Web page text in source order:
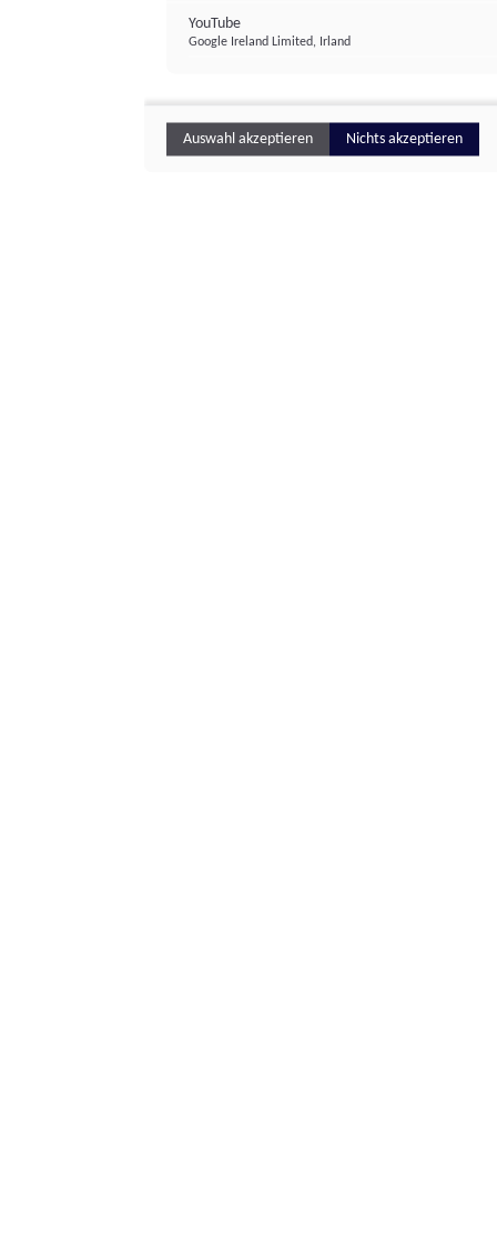
YouTube
Google Ireland Limited, Irland
Auswahl akzeptieren Nichts akzeptieren